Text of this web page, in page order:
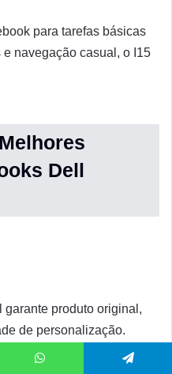
para tarefas básicas
navegação casual, o I15
Dell
garante produto original,
de personalização.
exclusivas e